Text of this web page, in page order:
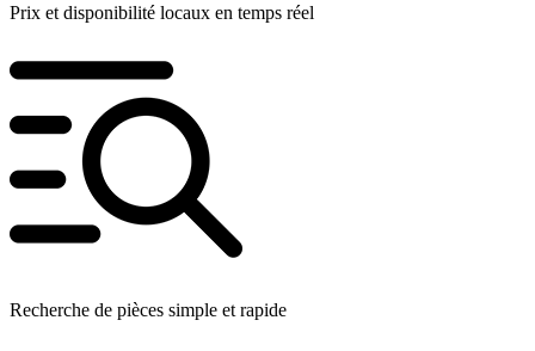
Prix et disponibilité locaux en temps réel
Recherche de pièces simple et rapide